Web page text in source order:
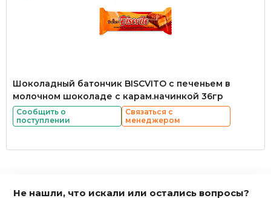
Шоколадный батончик BISCVITO с печеньем в
молочном шоколаде с карам.начинкой 36гр
Сообщить о
поступлении
Связаться с
менеджером
Не нашли, что искали или остались вопросы?